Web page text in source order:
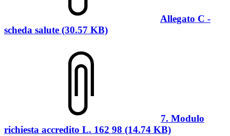
Allegato C -
scheda salute (30.57 KB)
7. Modulo
richiesta accredito L. 162 98 (14.74 KB)